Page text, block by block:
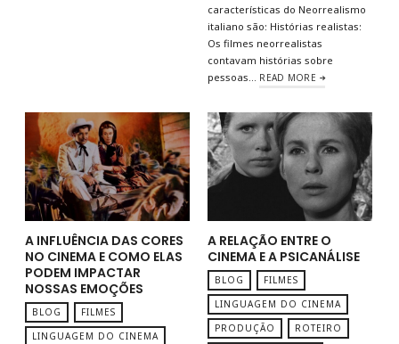
características do Neorrealismo
italiano são: Histórias realistas:
Os filmes neorrealistas
contavam histórias sobre
pessoas… READ MORE
A INFLUÊNCIA DAS CORES
NO CINEMA E COMO ELAS
PODEM IMPACTAR
NOSSAS EMOÇÕES
BLOG
FILMES
LINGUAGEM DO CINEMA
A RELAÇÃO ENTRE O
CINEMA E A PSICANÁLISE
BLOG
FILMES
LINGUAGEM DO CINEMA
PRODUÇÃO
ROTEIRO